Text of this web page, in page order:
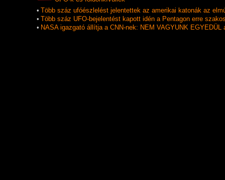
• Több száz ufóészlelést jelentettek az amerikai katonák az
• Több száz UFO-bejelentést kapott idén a Pentagon erre
• NASA igazgató állítja a CNN-nek: NEM VAGYUNK EGYEDÜL